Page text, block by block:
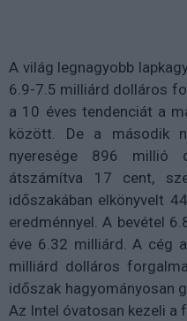
A világ legnagyobb
6.9-7.5 milliárd dolláros
a 10 éves tendenciát a
között. De a második
nyeresége 896 millió
átszámítva 17 cent,
időszakában elkönyvelt
eredménnyel. A bevétel
éve 6.32 milliárd. A cég
milliárd dolláros
időszak hagyományosan
Az Intel óvatosan kezeli a